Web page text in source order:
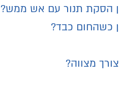
הסקת תנור עם אש ממש?
כשהחום כבד?
מצווה?